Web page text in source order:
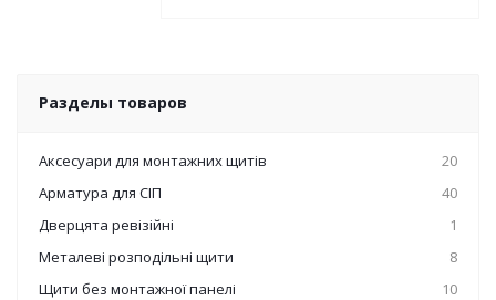
Разделы товаров
Аксесуари для монтажних щитів
20
Арматура для СІП
40
Дверцята ревізійні
1
Металеві розподільні щити
8
Щити без монтажної панелі
10